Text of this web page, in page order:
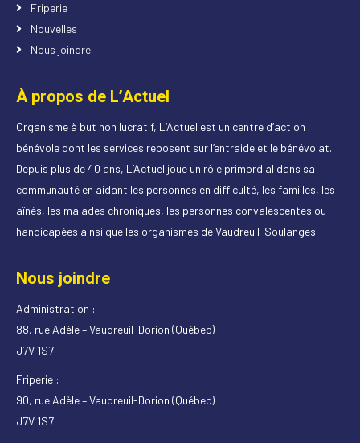
Friperie
Nouvelles
Nous joindre
À propos de L’Actuel
Organisme à but non lucratif, L’Actuel est un centre d’action
bénévole dont les services reposent sur l’entraide et le bénévolat.
Depuis plus de 40 ans, L’Actuel joue un rôle primordial dans sa
communauté en aidant les personnes en difficulté, les familles, les
aînés, les malades chroniques, les personnes convalescentes ou
handicapées ainsi que les organismes de Vaudreuil-Soulanges.
Nous joindre
Administration :
88, rue Adèle – Vaudreuil-Dorion (Québec)
J7V 1S7
Friperie :
90, rue Adèle – Vaudreuil-Dorion (Québec)
J7V 1S7